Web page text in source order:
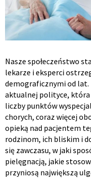
Nasze społeczeństwo
lekarze i eksperci
demograficznymi od lat.
aktualnej polityce, która
liczby punktów
chorych, coraz więcej
opieką nad pacjentem
rodzinom, ich bliskim i
się zawczasu, w jaki
pielęgnacją, jakie
przyniosą największą